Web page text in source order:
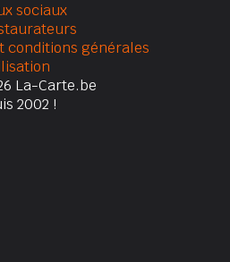
sociaux
conditions générales
La-Carte.be
2002 !